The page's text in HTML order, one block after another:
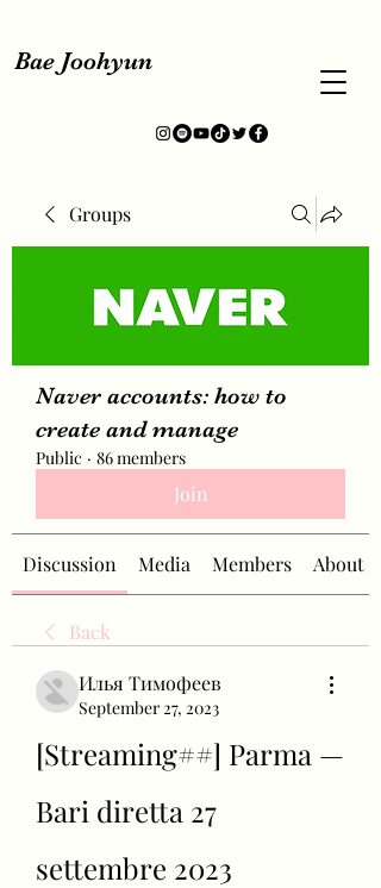
Bae Joohyun
Groups
Naver accounts: how to
create and manage
Public · 86 members
Join
Discussion Media Members About
Back
Илья Тимофеев
September 27, 2023
[Streaming##] Parma —
Bari diretta 27
settembre 2023